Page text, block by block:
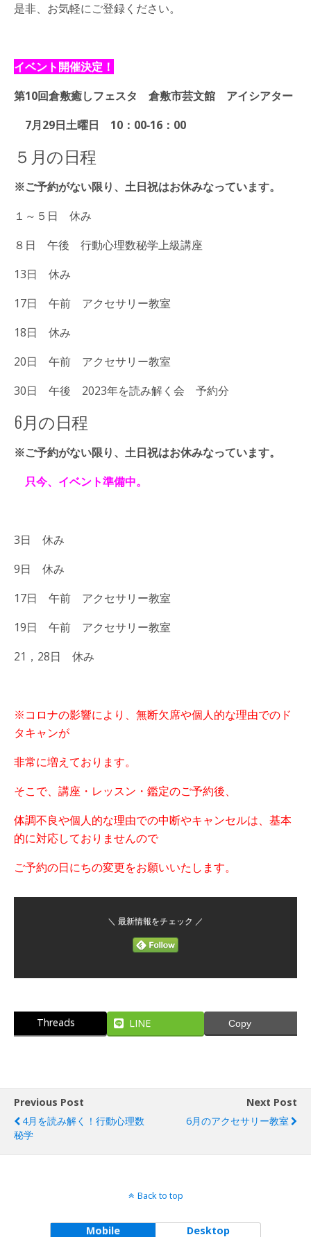
是非、お気軽にご登録ください。
イベント開催決定！
第10回倉敷癒しフェスタ 倉敷市芸文館 アイシアター
7月29日土曜日 10：00‐16：00
５月の日程
※ご予約がない限り、土日祝はお休みなっています。
１～５日 休み
８日 午後 行動心理数秘学上級講座
13日 休み
17日 午前 アクセサリー教室
18日 休み
20日 午前 アクセサリー教室
30日 午後 2023年を読み解く会 予約分
6月の日程
※ご予約がない限り、土日祝はお休みなっています。
只今、イベント準備中。
3日 休み
9日 休み
17日 午前 アクセサリー教室
19日 午前 アクセサリー教室
21，28日 休み
※コロナの影響により、無断欠席や個人的な理由でのド
タキャンが
非常に増えております。
そこで、講座・レッスン・鑑定のご予約後、
体調不良や個人的な理由での中断やキャンセルは、基本
的に対応しておりませんので
ご予約の日にちの変更をお願いいたします。
＼ 最新情報をチェック ／
Threads LINE Copy
Previous Post
4月を読み解く！行動心理数
秘学
Next Post
6月のアクセサリー教室
Back to top
Mobile Desktop